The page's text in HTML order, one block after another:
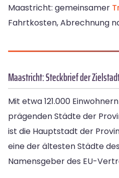
Maastricht: gemeinsamer
Fahrtkosten, Abrechnung
Maastricht: Steckbrief der
Mit etwa 121.000
prägenden Städte der
ist die Hauptstadt der
eine der ältesten Städte
Namensgeber des EU-